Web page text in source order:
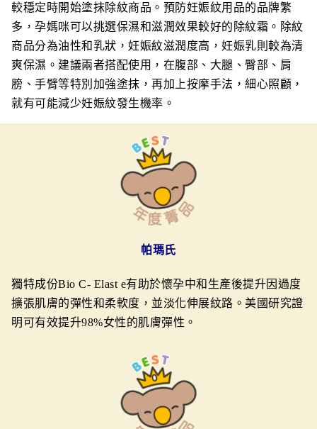
較穩定時開始塗抹除紋商品。預防妊娠紋用品的品牌繁
多，孕媽咪可以挑選保濕和滋潤效果較好的除紋霜。除紋
商品分為油性和乳狀，妊娠紋滋潤度高，妊娠乳則較為清
爽保濕。建議兩者搭配使用，在腹部、大腿、臀部、肩
膀、手臂等特別加強塗抹，再加上按摩手法，細心照顧，
就有可能減少妊娠紋發生機率。
帕瑪氏
獨特成份Bio C- Elast e有助於懷孕中和生產後提升因過度
擴張肌膚的彈性和柔軟度，並淡化伸展紋路。 美國研究證
明可有效提升98%女性的肌膚彈性。